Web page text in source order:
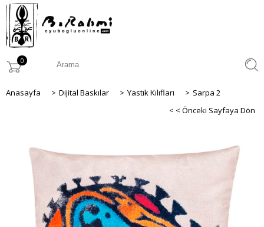
0
Anasayfa > Dijital Baskılar > Yastık Kılıfları > Sarpa 2
< < Önceki Sayfaya Dön